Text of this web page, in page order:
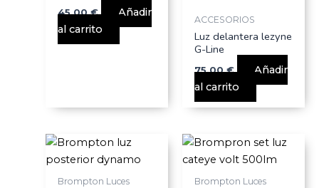
45,00€
Añadir
al carrito
ACCESORIOS
Luz delantera lezyne
G-Line
75,00€
Añadir
al carrito
Brompton Luces Brompton Luces